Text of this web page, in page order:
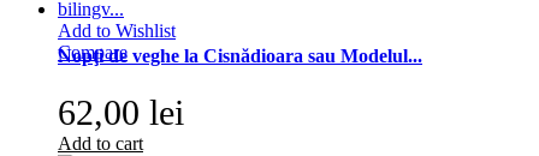
Add to Wishlist
Compare
Nopţi de veghe la Cisnădioara sau Modelul...
62,00 lei
Add to cart